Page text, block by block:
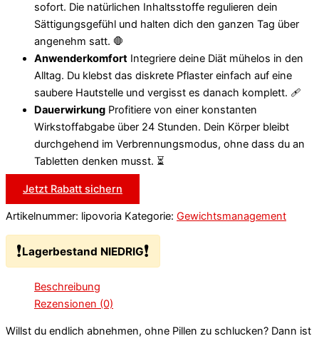
sofort. Die natürlichen Inhaltsstoffe regulieren dein
Sättigungsgefühl und halten dich den ganzen Tag über
angenehm satt. 🛑
Anwenderkomfort Integriere deine Diät mühelos in den
Alltag. Du klebst das diskrete Pflaster einfach auf eine
saubere Hautstelle und vergisst es danach komplett. 🩹
Dauerwirkung Profitiere von einer konstanten
Wirkstoffabgabe über 24 Stunden. Dein Körper bleibt
durchgehend im Verbrennungsmodus, ohne dass du an
Tabletten denken musst. ⏳
Jetzt Rabatt sichern
Artikelnummer: lipovoria Kategorie: Gewichtsmanagement
❗Lagerbestand NIEDRIG❗
Beschreibung
Rezensionen (0)
Willst du endlich abnehmen, ohne Pillen zu schlucken? Dann ist